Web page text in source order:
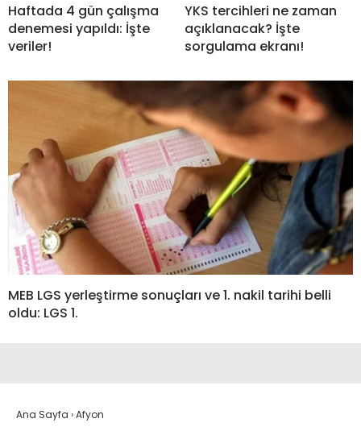
Haftada 4 gün çalışma
denemesi yapıldı: İşte
veriler!
YKS tercihleri ne zaman
açıklanacak? İşte
sorgulama ekranı!
MEB LGS yerleştirme sonuçları ve 1. nakil tarihi belli
oldu: LGS 1.
Ana Sayfa ›Afyon